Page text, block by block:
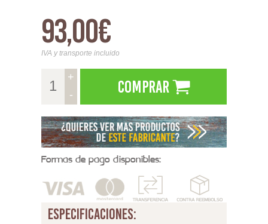
93,00€
IVA y transporte incluido
+
-
Comprar
Formas de pago disponibles:
especificaciones: